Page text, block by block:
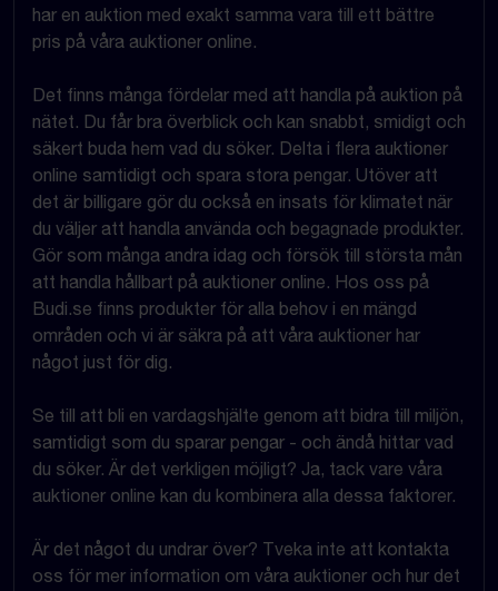
har en auktion med exakt samma vara till ett bättre
pris på våra auktioner online.
Det finns många fördelar med att handla på auktion på
nätet. Du får bra överblick och kan snabbt, smidigt och
säkert buda hem vad du söker. Delta i flera auktioner
online samtidigt och spara stora pengar. Utöver att
det är billigare gör du också en insats för klimatet när
du väljer att handla använda och begagnade produkter.
Gör som många andra idag och försök till största mån
att handla hållbart på auktioner online. Hos oss på
Budi.se finns produkter för alla behov i en mängd
områden och vi är säkra på att våra auktioner har
något just för dig.
Se till att bli en vardagshjälte genom att bidra till miljön,
samtidigt som du sparar pengar - och ändå hittar vad
du söker. Är det verkligen möjligt? Ja, tack vare våra
auktioner online kan du kombinera alla dessa faktorer.
Är det något du undrar över? Tveka inte att kontakta
oss för mer information om våra auktioner och hur det